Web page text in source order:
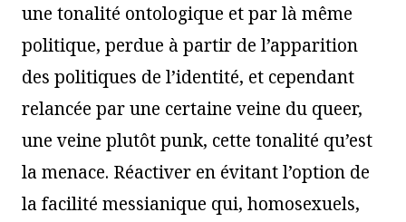
une tonalité ontologique et par là même
politique, perdue à partir de l’apparition
des politiques de l’identité, et cependant
relancée par une certaine veine du queer,
une veine plutôt punk, cette tonalité qu’est
la menace. Réactiver en évitant l’option de
la facilité messianique qui, homosexuels,